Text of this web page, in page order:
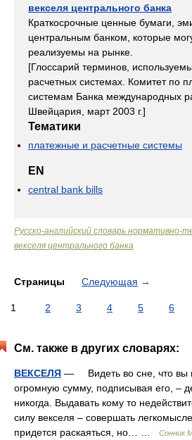
векселя центрального банка
Краткосрочные ценные бумаги,
центральным банком, которые
реализуемы на рынке.
[Глоссарий терминов,
расчетных системах. Комитет по
системам Банка международных
Швейцария, март 2003 г.]
Тематики
платежные и расчетные системы
EN
central bank bills
Русско-английский словарь нормативно-
векселя центрального банка
Страницы Следующая →
1 2 3 4 5 6
См. также в других словарях:
ВЕКСЕЛЯ — Видеть во сне, что вы
огромную сумму, подписывая его, –
никогда. Выдавать кому то
силу векселя – совершать
придется раскаяться, но… …
Сонник